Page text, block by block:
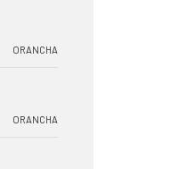
ORANCHA
ORANCHA